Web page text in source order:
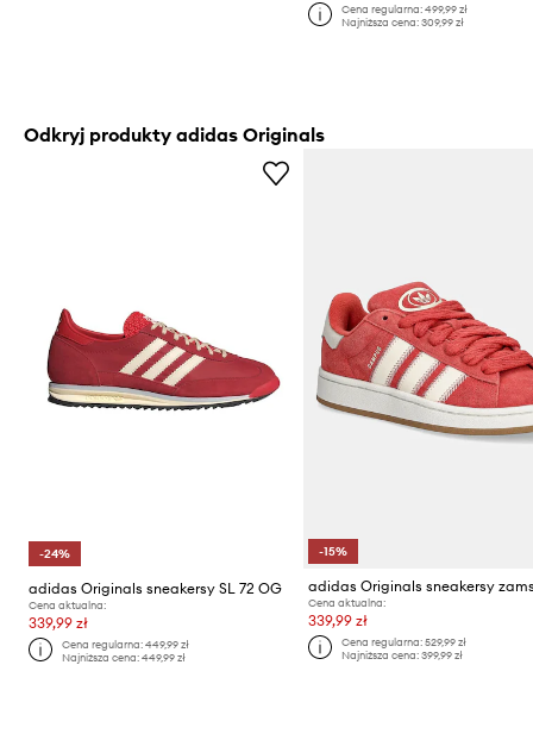
Cena regularna: 499,99 zł
Najniższa cena: 309,99 zł
Odkryj produkty adidas Originals
-24%
adidas Originals sneakersy SL 72 OG
Cena aktualna:
339,99 zł
Cena regularna:449,99 zł
Najniższa cena:449,99 zł
-15%
Cena aktualna:
339,99 zł
Cena regularna: 529,99 zł
Najniższa cena: 399,99 zł